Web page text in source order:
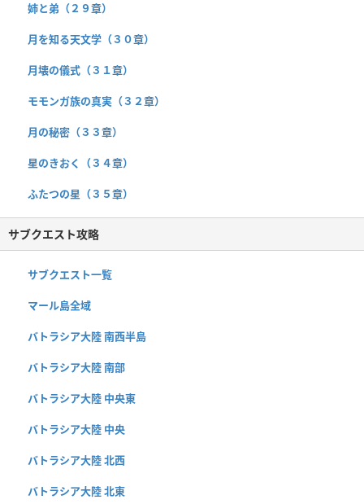
姉と弟（２９章）
月を知る天文学（３０章）
月壊の儀式（３１章）
モモンガ族の真実（３２章）
月の秘密（３３章）
星のきおく（３４章）
ふたつの星（３５章）
サブクエスト攻略
サブクエスト一覧
マール島全域
バトラシア大陸 南西半島
バトラシア大陸 南部
バトラシア大陸 中央東
バトラシア大陸 中央
バトラシア大陸 北西
バトラシア大陸 北東